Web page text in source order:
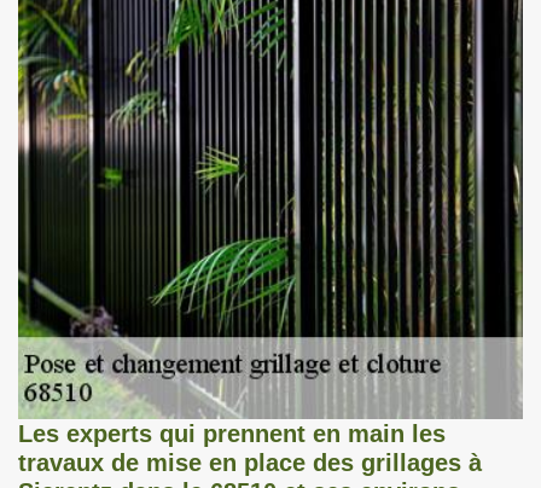
Les experts qui prennent en main les
travaux de mise en place des grillages à